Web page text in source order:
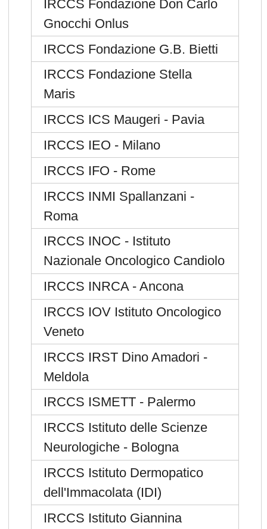
IRCCS Fondazione Don Carlo
Gnocchi Onlus
IRCCS Fondazione G.B. Bietti
IRCCS Fondazione Stella
Maris
IRCCS ICS Maugeri - Pavia
IRCCS IEO - Milano
IRCCS IFO - Rome
IRCCS INMI Spallanzani -
Roma
IRCCS INOC - Istituto
Nazionale Oncologico Candiolo
IRCCS INRCA - Ancona
IRCCS IOV Istituto Oncologico
Veneto
IRCCS IRST Dino Amadori -
Meldola
IRCCS ISMETT - Palermo
IRCCS Istituto delle Scienze
Neurologiche - Bologna
IRCCS Istituto Dermopatico
dell'Immacolata (IDI)
IRCCS Istituto Giannina